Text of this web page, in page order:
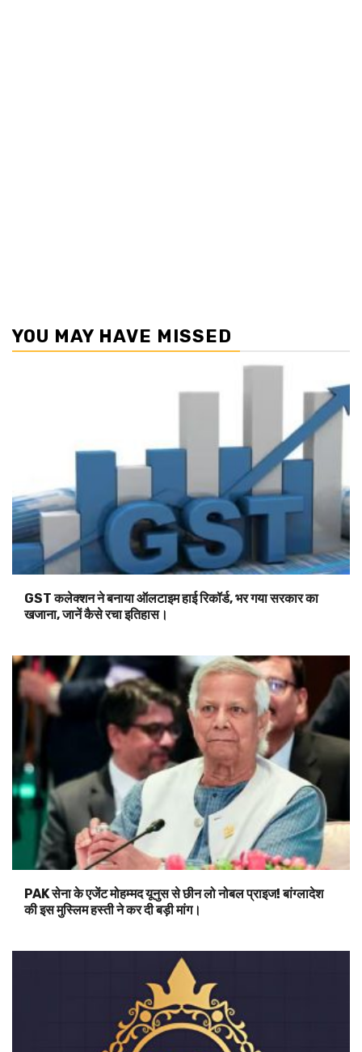
YOU MAY HAVE MISSED
GST कलेक्शन ने बनाया ऑलटाइम हाई रिकॉर्ड, भर गया सरकार का
खजाना, जानें कैसे रचा इतिहास।
PAK सेना के एजेंट मोहम्मद यूनुस से छीन लो नोबल प्राइज! बांग्लादेश
की इस मुस्लिम हस्ती ने कर दी बड़ी मांग।